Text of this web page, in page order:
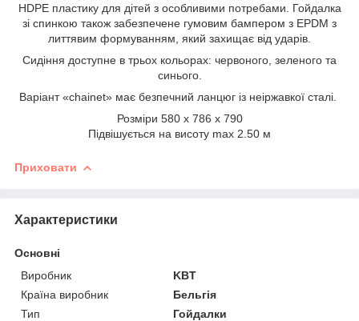
HDPE пластику для дітей з особливими потребами. Гойдалка
зі спинкою також забезпечене гумовим бампером з EPDM з
литтявим формуванням, який захищає від ударів.
Сидіння доступне в трьох кольорах: червоного, зеленого та
синього.
Варіант «chainet» має безпечний ланцюг із неіржавкої сталі.
Розміри 580 x 786 x 790
Підвішується на висоту max 2.50 м
Приховати
Характеристики
Основні
Виробник
KBT
Країна виробник
Бельгія
Тип
Гойдалки